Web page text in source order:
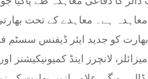
ہے۔ معاہدے کے تحت
کو جدید ایئر ڈیفنس
لانچرز اینڈ کمیونیکیشنز